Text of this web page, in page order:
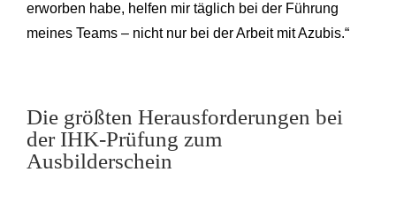
erworben habe, helfen mir täglich bei der Führung
meines Teams – nicht nur bei der Arbeit mit Azubis.“
Die größten Herausforderungen bei
der IHK-Prüfung zum
Ausbilderschein